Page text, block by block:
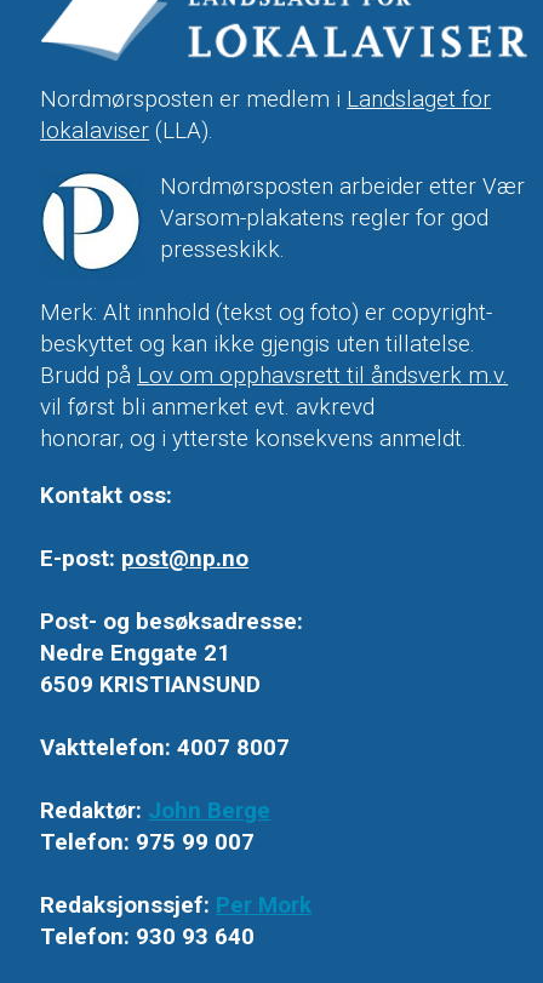
Nordmørsposten er medlem i Landslaget for
lokalaviser (LLA).
Nordmørsposten arbeider etter Vær
Varsom-plakatens regler for god
presseskikk.
Merk: Alt innhold (tekst og foto) er copyright-
beskyttet og kan ikke gjengis uten tillatelse.
Brudd på Lov om opphavsrett til åndsverk m.v.
vil først bli anmerket evt. avkrevd
honorar, og i ytterste konsekvens anmeldt.
Kontakt oss:
E-post: post@np.no
Post- og besøksadresse:
Nedre Enggate 21
6509 KRISTIANSUND
Vakttelefon: 4007 8007
Redaktør: John Berge
Telefon: 975 99 007
Redaksjonssjef: Per Mork
Telefon: 930 93 640